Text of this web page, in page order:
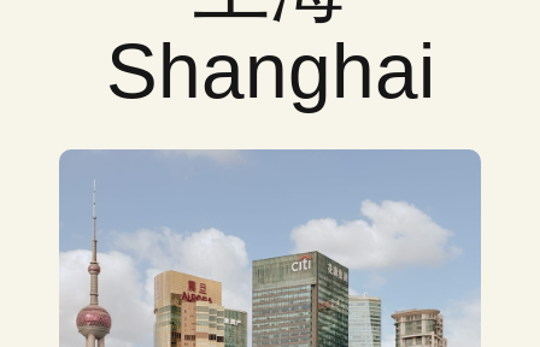
Shanghai